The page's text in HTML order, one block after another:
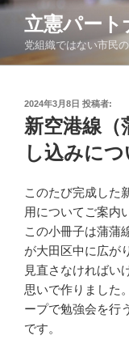
コ
ン
立憲パー
党組織ではない市民
投
稿
日:
2024年3月8日 投稿者:
新空港線
し込みにつ
このたび完成した
用についてご案内
この小冊子は蒲蒲
が大田区中に広が
見直さなければい
思いで作りました
ープで勉強会を行
です。